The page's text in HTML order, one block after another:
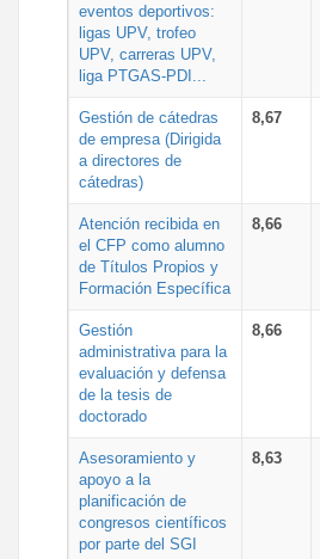
eventos deportivos:
ligas UPV, trofeo
UPV, carreras UPV,
liga PTGAS-PDI...
Gestión de cátedras
de empresa (Dirigida
a directores de
cátedras)
8,67
Atención recibida en
el CFP como alumno
de Títulos Propios y
Formación Específica
8,66
Gestión
administrativa para la
evaluación y defensa
de la tesis de
doctorado
8,66
Asesoramiento y
apoyo a la
planificación de
congresos científicos
por parte del SGI
8,63